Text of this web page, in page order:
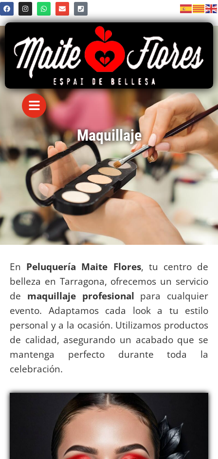
Maquillaje
En Peluquería Maite Flores, tu centro de
belleza en Tarragona, ofrecemos un servicio
de maquillaje profesional para cualquier
evento. Adaptamos cada look a tu estilo
personal y a la ocasión. Utilizamos productos
de calidad, asegurando un acabado que se
mantenga perfecto durante toda la
celebración.